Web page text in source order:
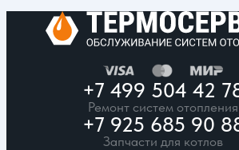
+7 499 504 42
Ремонт систем отопления
+7 925 685 90
Запчасти для котлов